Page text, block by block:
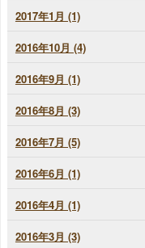
2017年1月 (1)
2016年10月 (4)
2016年9月 (1)
2016年8月 (3)
2016年7月 (5)
2016年6月 (1)
2016年4月 (1)
2016年3月 (3)